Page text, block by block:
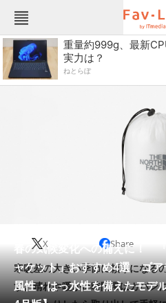
Fav-Logカテゴリー一覧
TOP
インテリア・収納
ペット
工具・DIY
重量約999g、最新
実力は？
ねとらぼ
春の気候変化への備えに！
ャケット」おすすめ4選 ゴア
風性・はっ水性を備えたモデ
X Share
寒暖差の大きい季節に頼りになる
す。晴れや暖かい時間帯はカバン